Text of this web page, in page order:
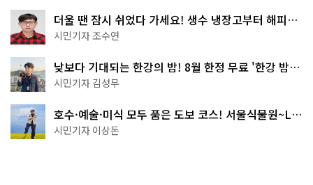
더울 땐 잠시 쉬었다 가세요! 생수 냉장고부터 해피소
·무더위쉼터까지
시민기자 조수연
낮보다 기대되는 한강의 밤! 8월 한정 무료 '한강 밤
핑' 예약은?
시민기자 김성무
호수·예술·미식 모두 품은 도보 코스! 서울식물원~LG
아트센터~마곡테라스거리
시민기자 이상돈